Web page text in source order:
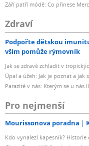
Září patří módě: Co přinese
Zdraví
Podpořte dětskou
vším pomůže rýmovník
Jak se zdravě zchladit v
Úpal a úžeh: Jak je poznat a jak
Parazité v nás: Kterým se u nás
Pro nejmenší
Mourissonova poradna
Kdo vynalezl kapesník?